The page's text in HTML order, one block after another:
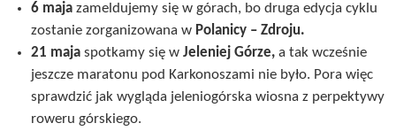
6 maja zameldujemy się w górach, bo druga edycja cyklu
zostanie zorganizowana w Polanicy – Zdroju.
21 maja spotkamy się w Jeleniej Górze, a tak wcześnie
jeszcze maratonu pod Karkonoszami nie było. Pora więc
sprawdzić jak wygląda jeleniogórska wiosna z perpektywy
roweru górskiego.